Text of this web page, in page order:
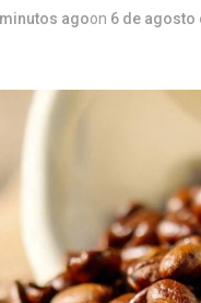
agoon 6 de agosto